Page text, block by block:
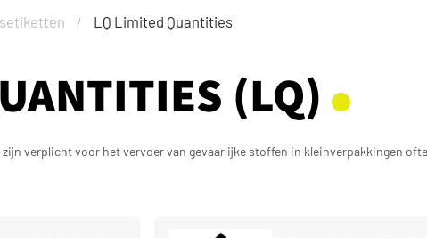
LQ Limited Quantities
(LQ)
verplicht voor het vervoer van gevaarlijke stoffen in kleinverpakkingen